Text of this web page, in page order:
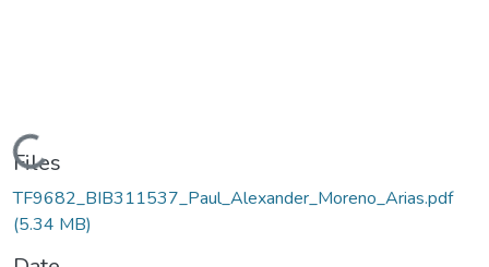
Loading...
Files
TF9682_BIB311537_Paul_Alexander_Moreno_Arias.pdf
(5.34 MB)